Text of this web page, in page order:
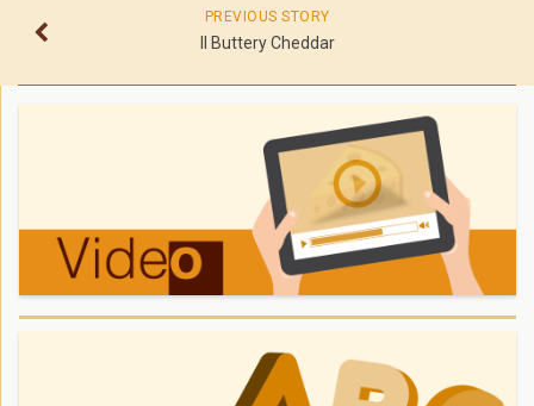
PREVIOUS STORY
Il Buttery Cheddar